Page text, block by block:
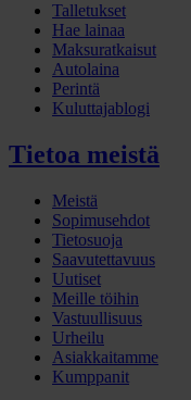
Talletukset
Hae lainaa
Maksuratkaisut
Autolaina
Perintä
Kuluttajablogi
Tietoa meistä
Meistä
Sopimusehdot
Tietosuoja
Saavutettavuus
Uutiset
Meille töihin
Vastuullisuus
Urheilu
Asiakkaitamme
Kumppanit